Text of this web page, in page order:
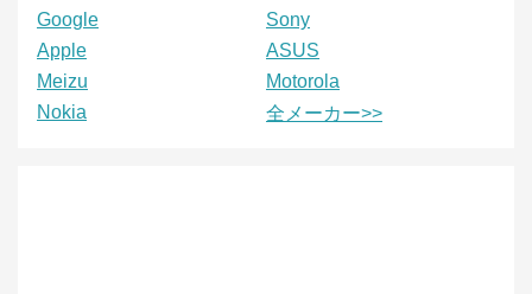
Google
Sony
Apple
ASUS
Meizu
Motorola
Nokia
全メーカー>>